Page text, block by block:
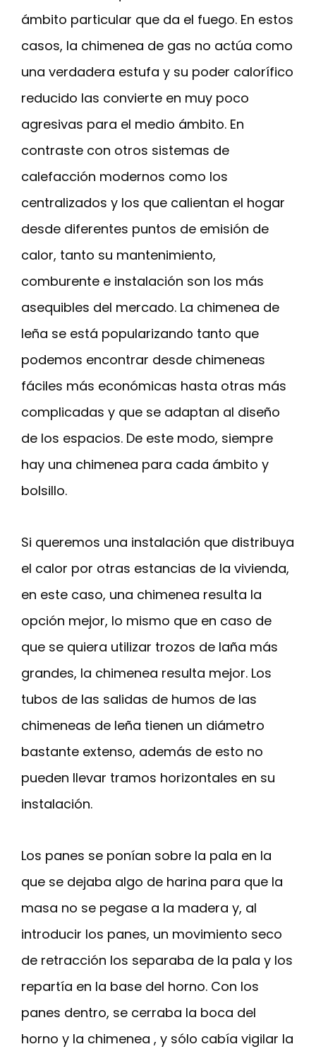
ámbito particular que da el fuego. En estos
casos, la chimenea de gas no actúa como
una verdadera estufa y su poder calorífico
reducido las convierte en muy poco
agresivas para el medio ámbito. En
contraste con otros sistemas de
calefacción modernos como los
centralizados y los que calientan el hogar
desde diferentes puntos de emisión de
calor, tanto su mantenimiento,
comburente e instalación son los más
asequibles del mercado. La chimenea de
leña se está popularizando tanto que
podemos encontrar desde chimeneas
fáciles más económicas hasta otras más
complicadas y que se adaptan al diseño
de los espacios. De este modo, siempre
hay una chimenea para cada ámbito y
bolsillo.
Si queremos una instalación que distribuya
el calor por otras estancias de la vivienda,
en este caso, una chimenea resulta la
opción mejor, lo mismo que en caso de
que se quiera utilizar trozos de laña más
grandes, la chimenea resulta mejor. Los
tubos de las salidas de humos de las
chimeneas de leña tienen un diámetro
bastante extenso, además de esto no
pueden llevar tramos horizontales en su
instalación.
Los panes se ponían sobre la pala en la
que se dejaba algo de harina para que la
masa no se pegase a la madera y, al
introducir los panes, un movimiento seco
de retracción los separaba de la pala y los
repartía en la base del horno. Con los
panes dentro, se cerraba la boca del
horno y la chimenea , y sólo cabía vigilar la